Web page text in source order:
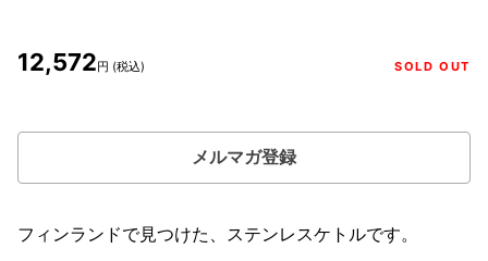
12,572円 (税込) SOLD OUT
メルマガ登録
フィンランドで見つけた、ステンレスケトルです。